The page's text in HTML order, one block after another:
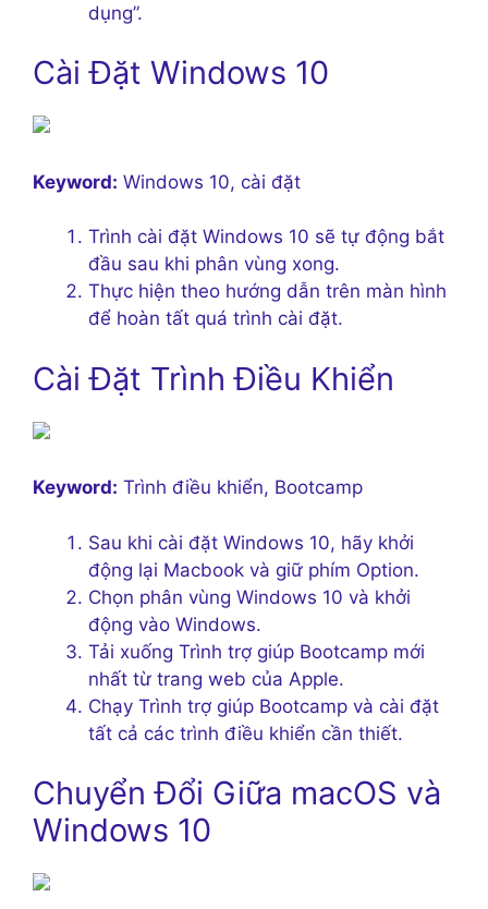
dụng”.
Cài Đặt Windows 10
Keyword: Windows 10, cài đặt
Trình cài đặt Windows 10 sẽ tự động bắt
đầu sau khi phân vùng xong.
Thực hiện theo hướng dẫn trên màn hình
để hoàn tất quá trình cài đặt.
Cài Đặt Trình Điều Khiển
Keyword: Trình điều khiển, Bootcamp
Sau khi cài đặt Windows 10, hãy khởi
động lại Macbook và giữ phím Option.
Chọn phân vùng Windows 10 và khởi
động vào Windows.
Tải xuống Trình trợ giúp Bootcamp mới
nhất từ trang web của Apple.
Chạy Trình trợ giúp Bootcamp và cài đặt
tất cả các trình điều khiển cần thiết.
Chuyển Đổi Giữa macOS và
Windows 10